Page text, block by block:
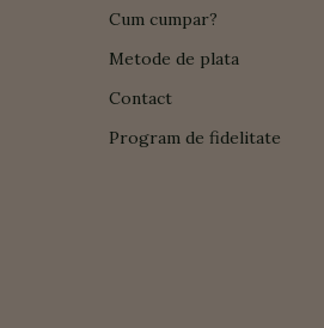
Cum cumpar?
Metode de plata
Contact
Program de fidelitate